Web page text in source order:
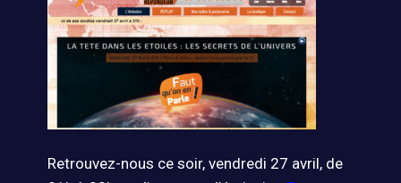
Retrouvez-nous ce soir, vendredi 27 avril, de